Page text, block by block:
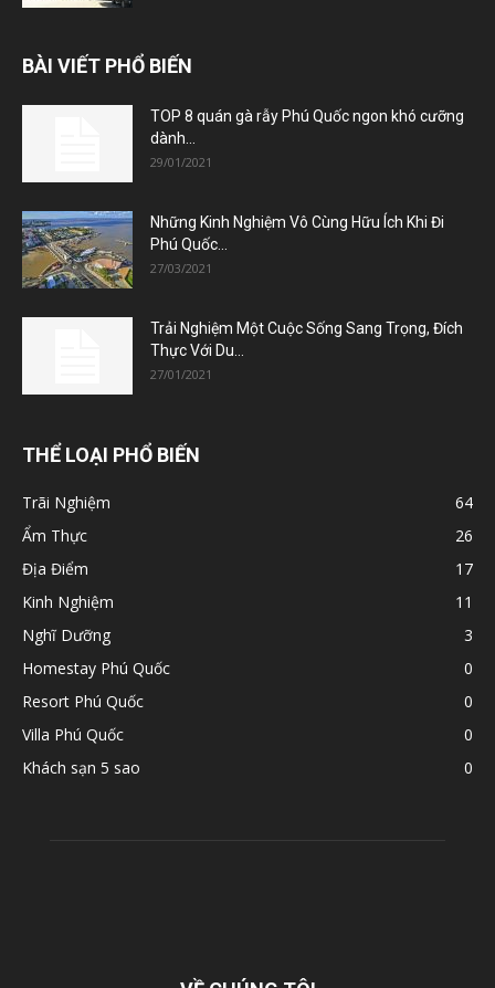
BÀI VIẾT PHỔ BIẾN
TOP 8 quán gà rẫy Phú Quốc ngon khó cưỡng
dành...
29/01/2021
Những Kinh Nghiệm Vô Cùng Hữu Ích Khi Đi
Phú Quốc...
27/03/2021
Trải Nghiệm Một Cuộc Sống Sang Trọng, Đích
Thực Với Du...
27/01/2021
THỂ LOẠI PHỔ BIẾN
Trãi Nghiệm
64
Ẩm Thực
26
Địa Điểm
17
Kinh Nghiệm
11
Nghĩ Dưỡng
3
Homestay Phú Quốc
0
Resort Phú Quốc
0
Villa Phú Quốc
0
Khách sạn 5 sao
0